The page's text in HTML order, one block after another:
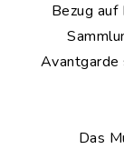
Bezug auf
Avantgarde
Das